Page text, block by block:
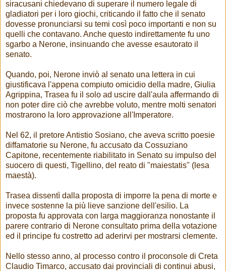
siracusani chiedevano di superare il numero legale di
gladiatori per i loro giochi, criticando il fatto che il senato
dovesse pronunciarsi su temi così poco importanti e non su
quelli che contavano. Anche questo indirettamente fu uno
sgarbo a Nerone, insinuando che avesse esautorato il
senato.
Quando, poi, Nerone inviò al senato una lettera in cui
giustificava l'appena compiuto omicidio della madre, Giulia
Agrippina, Trasea fu il solo ad uscire dall'aula affermando di
non poter dire ciò che avrebbe voluto, mentre molti senatori
mostrarono la loro approvazione all'Imperatore.
Nel 62, il pretore Antistio Sosiano, che aveva scritto poesie
diffamatorie su Nerone, fu accusato da Cossuziano
Capitone, recentemente riabilitato in Senato su impulso del
suocero di questi, Tigellino, del reato di "maiestatis" (lesa
maestà).
Trasea dissentì dalla proposta di imporre la pena di morte e
invece sostenne la più lieve sanzione dell'esilio. La
proposta fu approvata con larga maggioranza nonostante il
parere contrario di Nerone consultato prima della votazione
ed il principe fu costretto ad aderirvi per mostrarsi clemente.
Nello stesso anno, al processo contro il proconsole di Creta
Claudio Timarco, accusato dai provinciali di continui abusi,